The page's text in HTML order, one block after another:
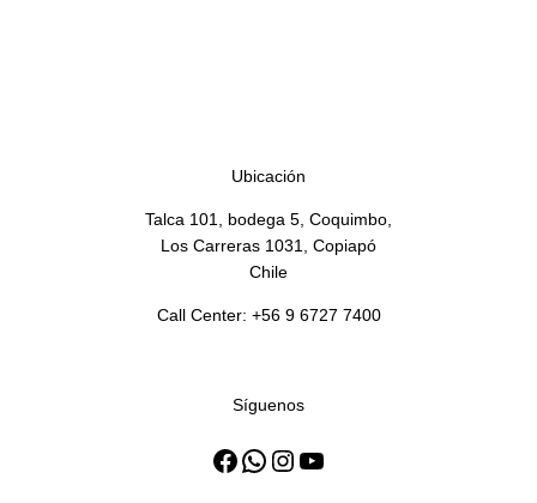
Ubicación
Talca 101, bodega 5, Coquimbo,
Los Carreras 1031, Copiapó
Chile
Call Center: +56 9 6727 7400
Síguenos
Facebook WhatsApp Instagram YouTube